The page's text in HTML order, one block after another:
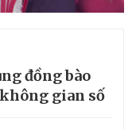
đồng bào
gian số